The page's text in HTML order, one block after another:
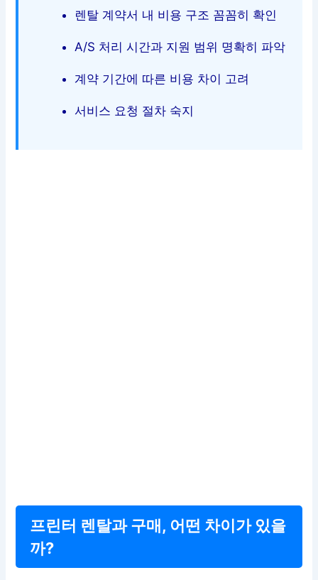
렌탈 계약서 내 비용 구조 꼼꼼히 확인
A/S 처리 시간과 지원 범위 명확히 파악
계약 기간에 따른 비용 차이 고려
서비스 요청 절차 숙지
프린터 렌탈과 구매, 어떤 차이가 있을
까?